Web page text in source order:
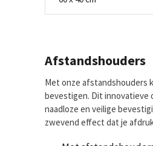
Afstandshouders
Met onze afstandshouders
bevestigen. Dit innovatieve
naadloze en veilige
zwevend effect dat je